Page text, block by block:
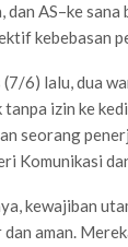
dan AS–ke
kebebasan
(7/6) lalu, dua
tanpa izin ke
seorang
Komunikasi
kewajiban
dan aman.